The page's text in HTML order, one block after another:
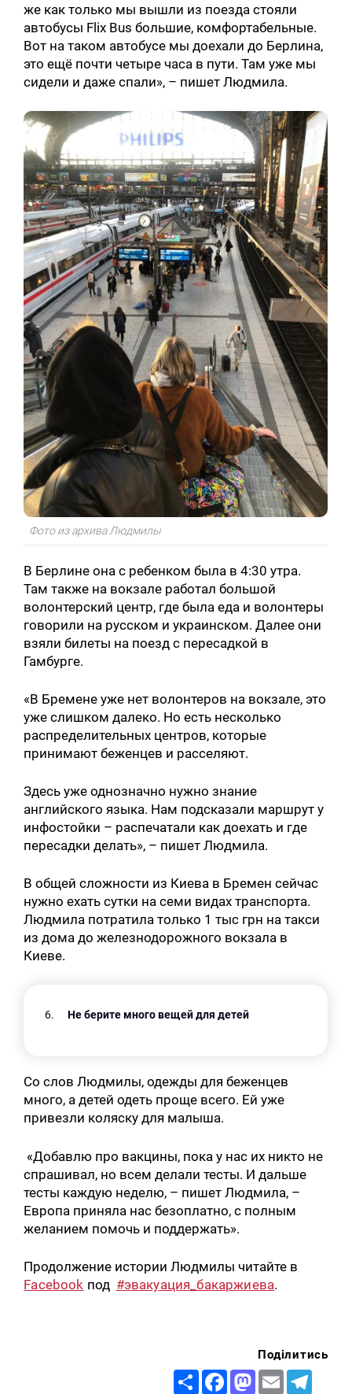
Искать:
же как только мы вышли из поезда стояли
автобусы Flix Bus большие, комфортабельные.
Вот на таком автобусе мы доехали до Берлина,
это ещё почти четыре часа в пути. Там уже мы
сидели и даже спали», – пишет Людмила.
Фото из архива Людмилы
В Берлине она с ребенком была в 4:30 утра.
Там также на вокзале работал большой
волонтерский центр, где была еда и волонтеры
говорили на русском и украинском. Далее они
взяли билеты на поезд с пересадкой в
Гамбурге.
«В Бремене уже нет волонтеров на вокзале, это
уже слишком далеко. Но есть несколько
распределительных центров, которые
принимают беженцев и расселяют.
Здесь уже однозначно нужно знание
английского языка. Нам подсказали маршрут у
инфостойки – распечатали как доехать и где
пересадки делать», – пишет Людмила.
В общей сложности из Киева в Бремен сейчас
нужно ехать сутки на семи видах транспорта.
Людмила потратила только 1 тыс грн на такси
из дома до железнодорожного вокзала в
Киеве.
Не берите много вещей для детей
Со слов Людмилы, одежды для беженцев
много, а детей одеть проще всего. Ей уже
привезли коляску для малыша.
«Добавлю про вакцины, пока у нас их никто не
спрашивал, но всем делали тесты. И дальше
тесты каждую неделю, – пишет Людмила, –
Европа приняла нас безоплатно, с полным
желанием помочь и поддержать».
Продолжение истории Людмилы читайте в
Facebook под #эвакуация_бакаржиева.
Поділитись
Share FacebookMastodon
Email